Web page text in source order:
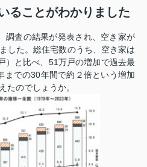
ることがわかりました
査の結果が発表され、空き家が
した。総住宅数のうち、空き家は
）と比べ、51万戸の増加で過去最
までの30年間で約２倍という増加
たのでしょうか。